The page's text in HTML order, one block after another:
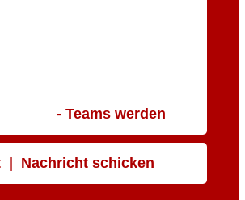
- Teams werden
| Nachricht schicken